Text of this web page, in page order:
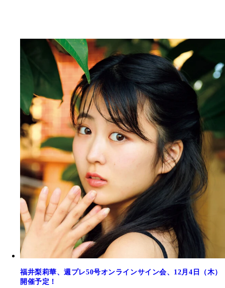
福井梨莉華、週プレ50号オンラインサイン会、12月4日（木）
開催予定！